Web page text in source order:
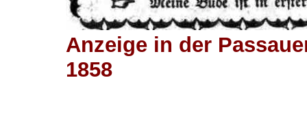
Anzeige in der
1858